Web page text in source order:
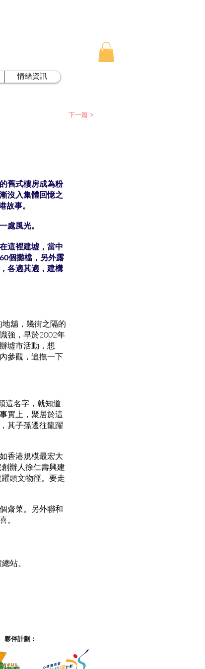
情緒資訊
下一篇 >
舊式樓房成為粉
沒入集體回憶之
故事。
處風光。
這裡建墟，當中
個攤檔，另外露
各適其適，建構
舖，幾街之隔的
強，早於2002年
墟市活動，想
參觀，追撫一下
這名字，就知道
實上，聚居於這
其子孫遷往龍躍
香港規模最宏大
辦人徐仁壽興建
頭文物徑。要走
齋菜。另外聯和
。
站。
夥伴計劃：